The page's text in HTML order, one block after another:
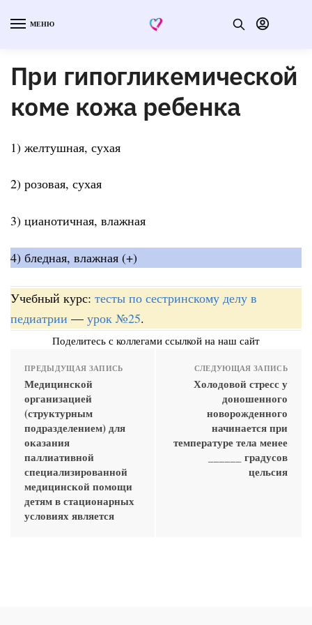
МЕНЮ
При гипогликемической
коме кожа ребенка
1) желтушная, сухая
2) розовая, сухая
3) цианотичная, влажная
4) бледная, влажная (+)
Учебный курс: тесты по сестринскому делу в
педиатрии — урок №25.
Поделитесь с коллегами ссылкой на наш сайт
ПРЕДЫДУЩАЯ ЗАПИСЬ
Медицинской
организацией
(структурным
подразделением) для
оказания
паллиативной
специализированной
медицинской помощи
детям в стационарных
условиях является
СЛЕДУЮЩАЯ ЗАПИСЬ
Холодовой стресс у
доношенного
новорожденного
начинается при
температуре тела менее
______ градусов
цельсия